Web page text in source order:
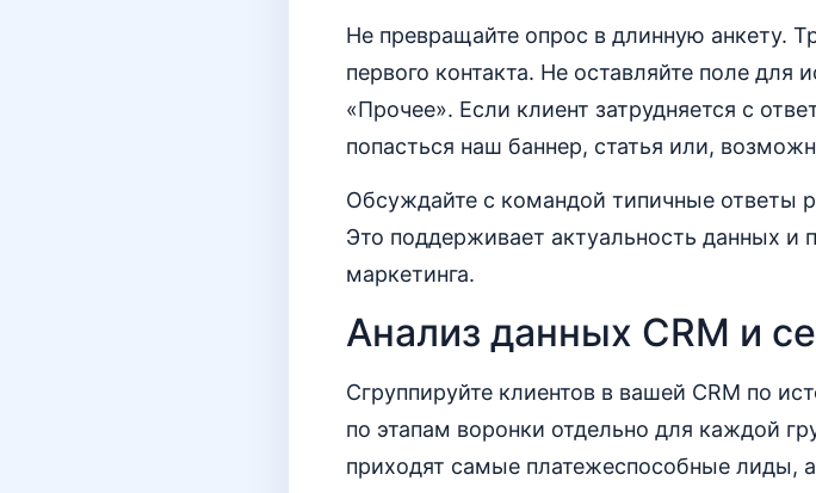
Не превращайте опрос в длинную анкету.
первого контакта. Не оставляйте поле для
«Прочее». Если клиент затрудняется с
попасться наш баннер, статья или,
Обсуждайте с командой типичные ответы
Это поддерживает актуальность данных и
маркетинга.
Анализ данных CRM и
Сгруппируйте клиентов в вашей CRM по
по этапам воронки отдельно для каждой
приходят самые платежеспособные лиды,